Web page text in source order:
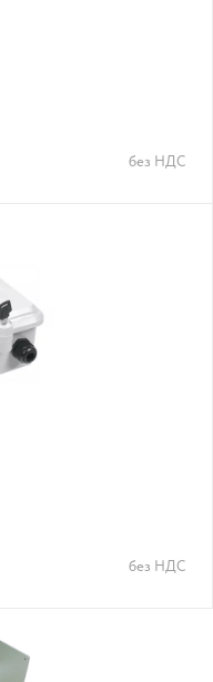
без НДС
без НДС